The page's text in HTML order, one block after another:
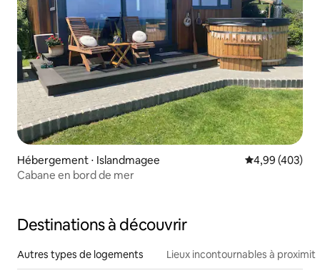
Hébergement ⋅ Islandmagee Évaluation
4,99 (403)
Cabane en bord de mer
Destinations à découvrir
Autres types de logements Lieux incontournables à